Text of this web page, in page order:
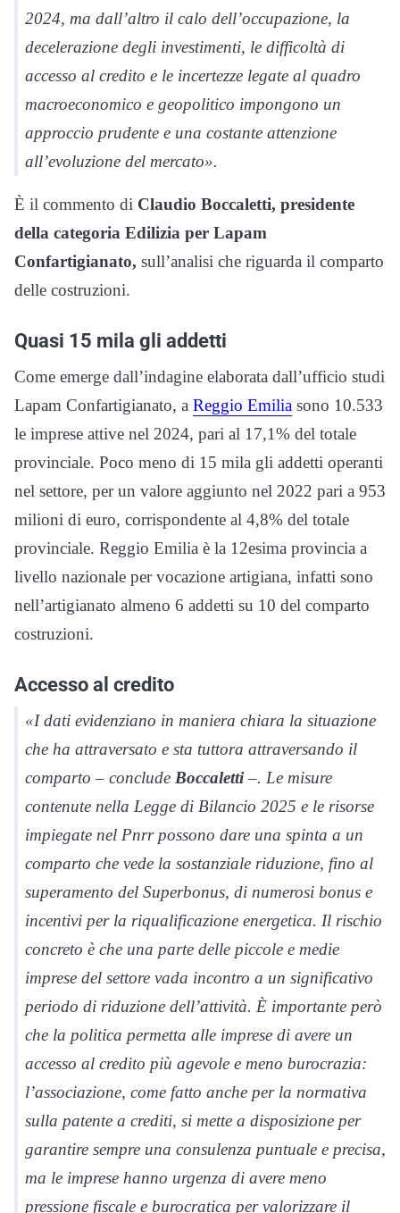
2024, ma dall’altro il calo dell’occupazione, la
decelerazione degli investimenti, le difficoltà di
accesso al credito e le incertezze legate al quadro
macroeconomico e geopolitico impongono un
approccio prudente e una costante attenzione
all’evoluzione del mercato».
È il commento di Claudio Boccaletti, presidente
della categoria Edilizia per Lapam
Confartigianato, sull’analisi che riguarda il comparto
delle costruzioni.
Quasi 15 mila gli addetti
Come emerge dall’indagine elaborata dall’ufficio studi
Lapam Confartigianato, a Reggio Emilia sono 10.533
le imprese attive nel 2024, pari al 17,1% del totale
provinciale. Poco meno di 15 mila gli addetti operanti
nel settore, per un valore aggiunto nel 2022 pari a 953
milioni di euro, corrispondente al 4,8% del totale
provinciale. Reggio Emilia è la 12esima provincia a
livello nazionale per vocazione artigiana, infatti sono
nell’artigianato almeno 6 addetti su 10 del comparto
costruzioni.
Accesso al credito
«I dati evidenziano in maniera chiara la situazione
che ha attraversato e sta tuttora attraversando il
comparto – conclude Boccaletti–. Le misure
contenute nella Legge di Bilancio 2025 e le risorse
impiegate nel Pnrr possono dare una spinta a un
comparto che vede la sostanziale riduzione, fino al
superamento del Superbonus, di numerosi bonus e
incentivi per la riqualificazione energetica. Il rischio
concreto è che una parte delle piccole e medie
imprese del settore vada incontro a un significativo
periodo di riduzione dell’attività. È importante però
che la politica permetta alle imprese di avere un
accesso al credito più agevole e meno burocrazia:
l’associazione, come fatto anche per la normativa
sulla patente a crediti, si mette a disposizione per
garantire sempre una consulenza puntuale e precisa,
ma le imprese hanno urgenza di avere meno
pressione fiscale e burocratica per valorizzare il